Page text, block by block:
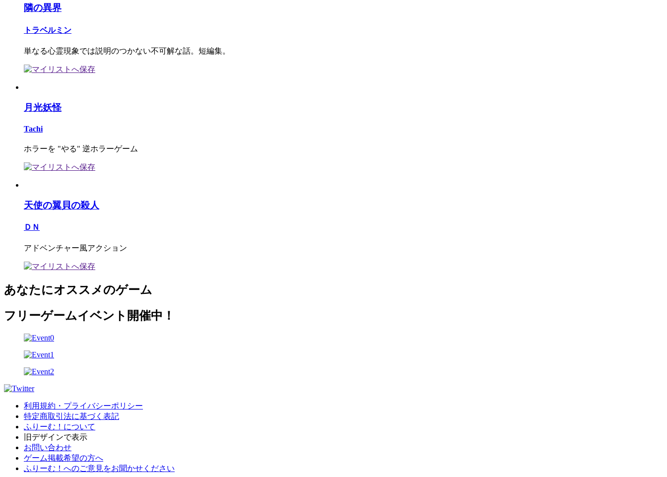
隣の異界
トラベルミン
単なる心霊現象では説明のつかない不可解な話。短編集。
月光妖怪
Tachi
ホラーを "やる" 逆ホラーゲーム
天使の翼貝の殺人
ＤＮ
アドベンチャー風アクション
あなたにオススメのゲーム
フリーゲームイベント開催中！
利用規約・プライバシーポリシー
特定商取引法に基づく表記
ふりーむ！について
旧デザインで表示
お問い合わせ
ゲーム掲載希望の方へ
ふりーむ！へのご意見をお聞かせください